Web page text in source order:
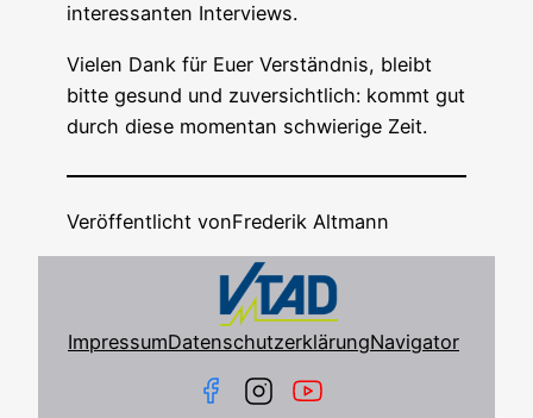
inter­es­san­ten Interviews.
Vie­len Dank für Euer Ver­ständ­nis, bleibt
bit­te gesund und zuver­sicht­lich: kommt gut
durch die­se momen­tan schwie­ri­ge Zeit.
Veröffentlicht vonFrederik Altmann
ImpressumDatenschutzerklärungNavigator